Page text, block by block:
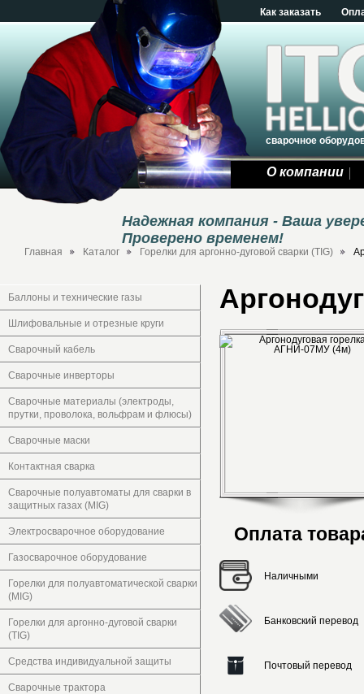
Как заказать
сварочное
О компании
Надежная компания - Ваша
Проверено временем!
Главная Каталог Горелки для аргонно-дуговой сварки (TIG)
Баллоны и технические газы
Шлифовальные и отрезные круги
Сварочный кабель
Сварочные инверторы
Сварочные материалы (электроды,
прутки, проволока, вольфрам и флюсы)
Сварочные маски
Контактная сварка
Сварочные полуавтоматы для сварки в
защитных газах (MIG)
Электросварочное оборудование
Газосварочное оборудование
Горелки для полуавтоматической сварки
(MIG)
Горелки для аргонно-дуговой сварки
(TIG)
Средства индивидуальной защиты
Сварочные трактора
Оплата
Наличными
Банковский перевод
Почтовый перевод